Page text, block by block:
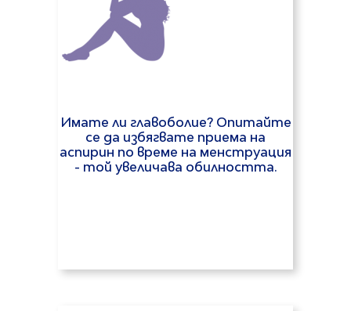
Имате ли главоболие? Опитайте
се да избягвате приема на
аспирин по време на менструация
- той увеличава обилността.